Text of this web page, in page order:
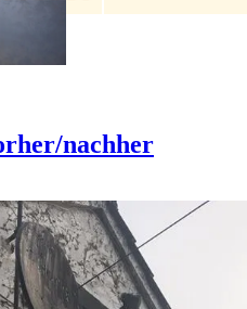
nachher